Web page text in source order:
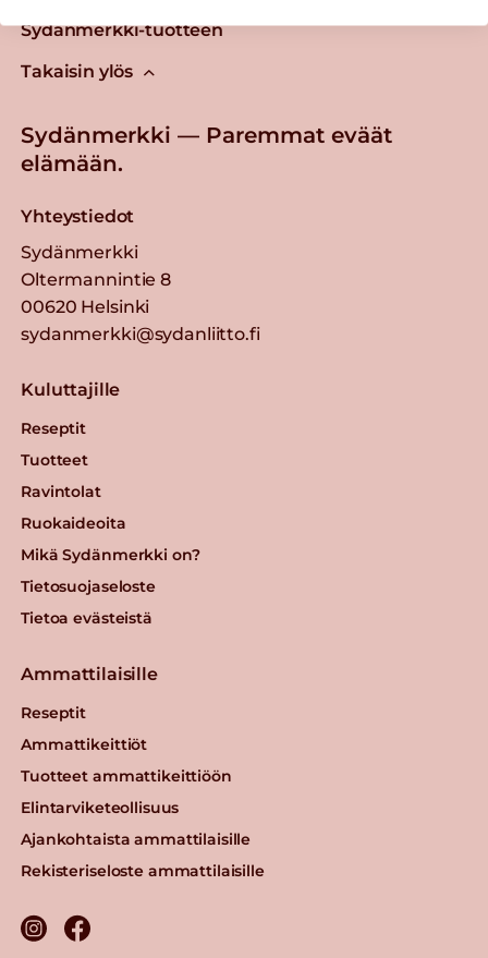
Sydänmerkki-tuotteen
Takaisin ylös
Sydänmerkki — Paremmat eväät
elämään.
Yhteystiedot
Sydänmerkki
Oltermannintie 8
00620 Helsinki
sydanmerkki@sydanliitto.fi
Kuluttajille
Reseptit
Tuotteet
Ravintolat
Ruokaideoita
Mikä Sydänmerkki on?
Tietosuojaseloste
Tietoa evästeistä
Ammattilaisille
Reseptit
Ammattikeittiöt
Tuotteet ammattikeittiöön
Elintarviketeollisuus
Ajankohtaista ammattilaisille
Rekisteriseloste ammattilaisille